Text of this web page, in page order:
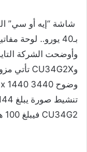
شاشة “إيه أو سي”
بـ40 يورو.. لوحة مفاتيح جديدة من “شاركون” لعشاق الألعاب
CU34G2 فيبلغ 100 هرتز.